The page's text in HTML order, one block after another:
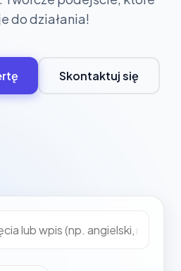
do działania!
Skontaktuj się